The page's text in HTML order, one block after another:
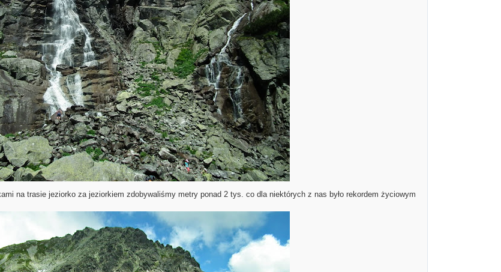
na trasie jeziorko za jeziorkiem zdobywaliśmy metry ponad 2 tys. co dla niektórych z nas było rekordem życiowym